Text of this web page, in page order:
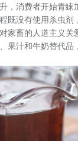
，消费者开始青
既没有使用杀虫
家畜的人道主义
果汁和牛奶替代